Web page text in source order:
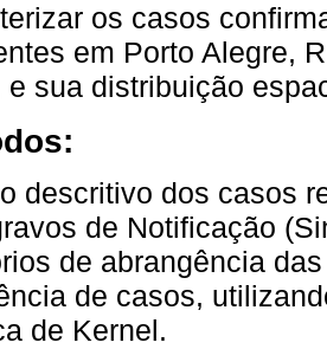
os casos
em Porto Alegre,
e sua distribuição
descritivo dos casos
de Notificação
de abrangência
de casos,
de Kernel.